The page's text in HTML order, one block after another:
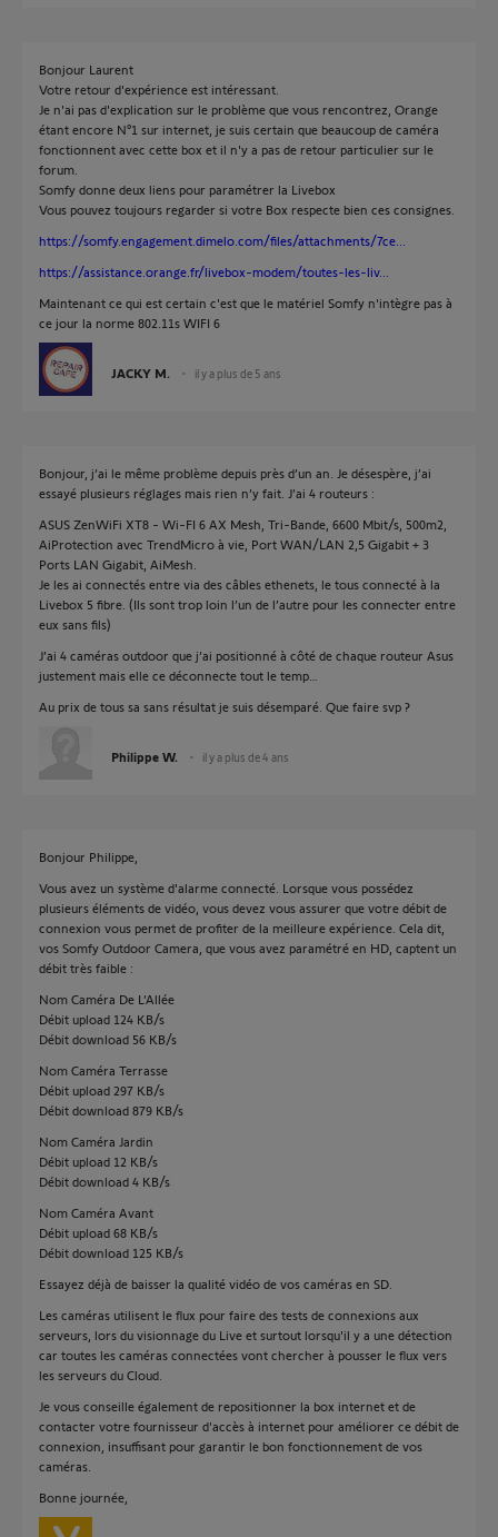
Bonjour Laurent
Votre retour d'expérience est intéressant.
Je n'ai pas d'explication sur le problème que vous rencontrez, Orange
étant encore N°1 sur internet, je suis certain que beaucoup de caméra
fonctionnent avec cette box et il n'y a pas de retour particulier sur le
forum.
Somfy donne deux liens pour paramétrer la Livebox
Vous pouvez toujours regarder si votre Box respecte bien ces consignes.
https://somfy.engagement.dimelo.com/files/attachments/7ce...
https://assistance.orange.fr/livebox-modem/toutes-les-liv...
Maintenant ce qui est certain c'est que le matériel Somfy n'intègre pas à
ce jour la norme 802.11s WIFI 6
JACKY M. il y a plus de 5 ans
Bonjour, j’ai le même problème depuis près d’un an. Je désespère, j’ai
essayé plusieurs réglages mais rien n’y fait. J’ai 4 routeurs :
ASUS ZenWiFi XT8 - Wi-FI 6 AX Mesh, Tri-Bande, 6600 Mbit/s, 500m2,
AiProtection avec TrendMicro à vie, Port WAN/LAN 2,5 Gigabit + 3
Ports LAN Gigabit, AiMesh.
Je les ai connectés entre via des câbles ethenets, le tous connecté à la
Livebox 5 fibre. (Ils sont trop loin l’un de l’autre pour les connecter entre
eux sans fils)
J’ai 4 caméras outdoor que j’ai positionné à côté de chaque routeur Asus
justement mais elle ce déconnecte tout le temp…
Au prix de tous sa sans résultat je suis désemparé. Que faire svp ?
Philippe W. il y a plus de 4 ans
Bonjour Philippe,
Vous avez un système d'alarme connecté. Lorsque vous possédez
plusieurs éléments de vidéo, vous devez vous assurer que votre débit de
connexion vous permet de profiter de la meilleure expérience. Cela dit,
vos Somfy Outdoor Camera, que vous avez paramétré en HD, captent un
débit très faible :
Nom Caméra De L’Allée
Débit upload 124 KB/s
Débit download 56 KB/s
Nom Caméra Terrasse
Débit upload 297 KB/s
Débit download 879 KB/s
Nom Caméra Jardin
Débit upload 12 KB/s
Débit download 4 KB/s
Nom Caméra Avant
Débit upload 68 KB/s
Débit download 125 KB/s
Essayez déjà de baisser la qualité vidéo de vos caméras en SD.
Les caméras utilisent le flux pour faire des tests de connexions aux
serveurs, lors du visionnage du Live et surtout lorsqu'il y a une détection
car toutes les caméras connectées vont chercher à pousser le flux vers
les serveurs du Cloud.
Je vous conseille également de repositionner la box internet et de
contacter votre fournisseur d'accès à internet pour améliorer ce débit de
connexion, insuffisant pour garantir le bon fonctionnement de vos
caméras.
Bonne journée,